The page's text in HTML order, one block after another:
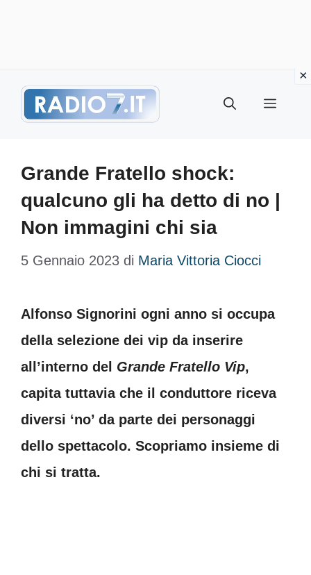
Menu
Grande Fratello shock:
qualcuno gli ha detto di no |
Non immagini chi sia
5 Gennaio 2023 di Maria Vittoria Ciocci
Alfonso Signorini ogni anno si occupa
della selezione dei vip da inserire
all’interno del Grande Fratello Vip,
capita tuttavia che il conduttore riceva
diversi ‘no’ da parte dei personaggi
dello spettacolo. Scopriamo insieme di
chi si tratta.